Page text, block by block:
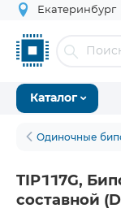
Екатеринбург
Каталог
Одиночные
TIP117G,
составной